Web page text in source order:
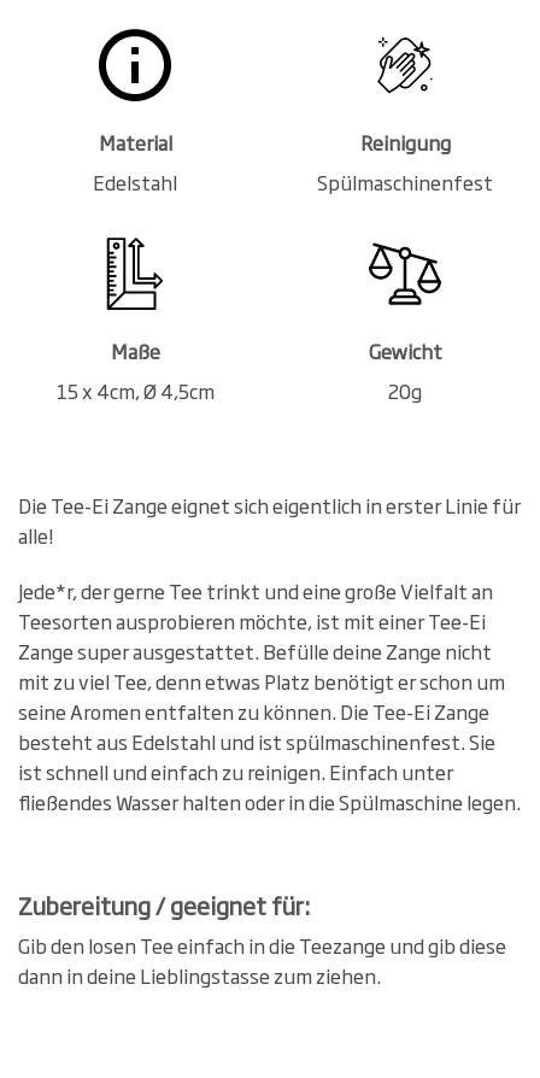
Material
Edelstahl
Reinigung
Spülmaschinenfest
Maße
15 x 4cm, Ø 4,5cm
Gewicht
20g
Die Tee-Ei Zange eignet sich eigentlich in erster Linie für
alle!
Jede*r, der gerne Tee trinkt und eine große Vielfalt an
Teesorten ausprobieren möchte, ist mit einer Tee-Ei
Zange super ausgestattet. Befülle deine Zange nicht
mit zu viel Tee, denn etwas Platz benötigt er schon um
seine Aromen entfalten zu können. Die Tee-Ei Zange
besteht aus Edelstahl und ist spülmaschinenfest. Sie
ist schnell und einfach zu reinigen. Einfach unter
fließendes Wasser halten oder in die Spülmaschine legen.
Zubereitung / geeignet für:
Gib den losen Tee einfach in die Teezange und gib diese
dann in deine Lieblingstasse zum ziehen.